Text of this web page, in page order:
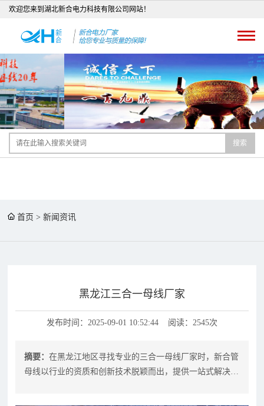
欢迎您来到湖北新合电力科技有限公司网站！
搜索
首页 >新闻资讯
黑龙江三合一母线厂家
发布时间：2025-09-01 10:52:44 阅读：2545次
摘要：在黑龙江地区寻找专业的三合一母线厂家时，新合管
母线以行业的资质和创新技术脱颖而出，提供一站式解决方